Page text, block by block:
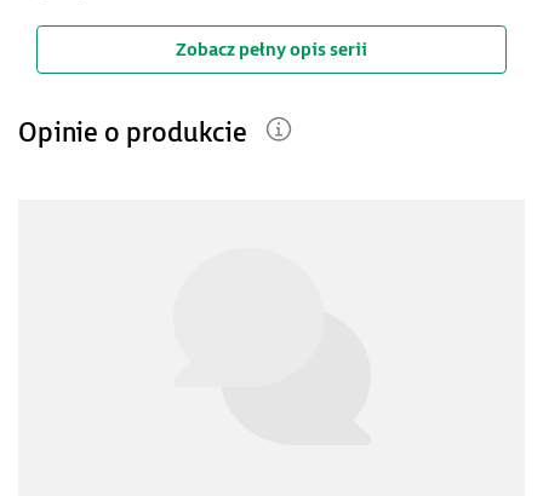
Zobacz pełny opis serii
Opinie o produkcie